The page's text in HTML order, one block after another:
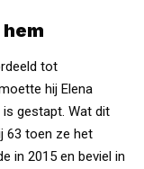
tot
hij Elena
gestapt. Wat dit
63 toen ze het
in 2015 en beviel in